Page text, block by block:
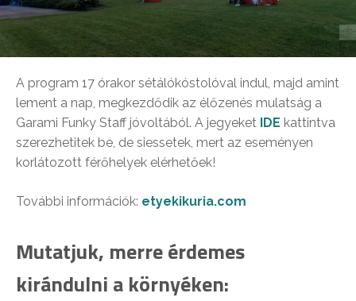
A program 17 órakor sétálókóstolóval indul, majd amint
lement a nap, megkezdődik az élőzenés mulatság a
Garami Funky Staff jóvoltából. A jegyeket IDE kattintva
szerezhetitek be, de siessetek, mert az eseményen
korlátozott férőhelyek elérhetőek!
További információk: etyekikuria.com
Mutatjuk, merre érdemes
kirándulni a környéken: